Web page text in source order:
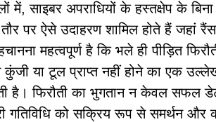
में, साइबर अपराधियों के हस्तक्षेप के
पर ऐसे उदाहरण शामिल होते हैं जहां
महत्वपूर्ण है कि भले ही पीड़ित
कुंजी या टूल प्राप्त नहीं होने का एक
है। फिरौती का भुगतान न केवल सफल
गतिविधि को सक्रिय रूप से समर्थन और